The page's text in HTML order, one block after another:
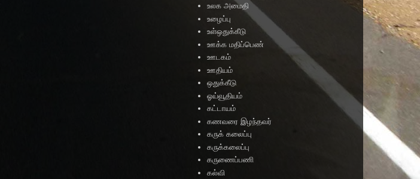
உலக அமைதி
உழைப்பு
உள்ஒதுக்கீடு
ஊக்க மதிப்பெண்
ஊடகம்
ஊதியம்
ஒதுக்கீடு
ஓய்வூதியம்
கட்டாயம்
கணவரை இழந்தவர்
கருக் கலைப்பு
கருக்கலைப்பு
கருணைப்பணி
கல்வி